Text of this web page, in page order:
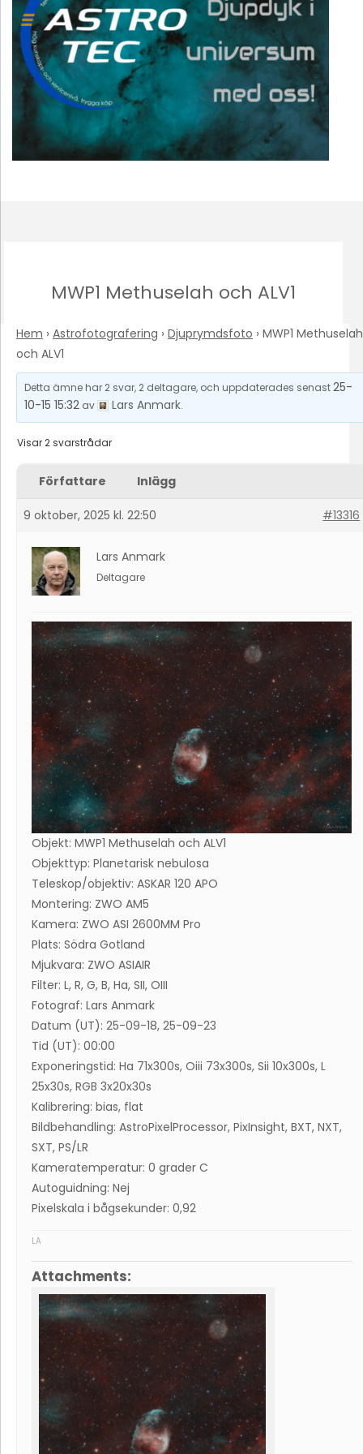
MWP1 Methuselah och ALV1
Hem › Astrofotografering › Djuprymdsfoto › MWP1 Methuselah
och ALV1
Detta ämne har 2 svar, 2 deltagare, och uppdaterades senast25-
10-15 15:32 av Lars Anmark.
Visar 2 svarstrådar
Författare Inlägg
9 oktober, 2025 kl. 22:50 #13316
Lars Anmark
Deltagare
Objekt: MWP1 Methuselah och ALV1
Objekttyp: Planetarisk nebulosa
Teleskop/objektiv: ASKAR 120 APO
Montering: ZWO AM5
Kamera: ZWO ASI 2600MM Pro
Plats: Södra Gotland
Mjukvara: ZWO ASIAIR
Filter: L, R, G, B, Ha, SII, OIII
Fotograf: Lars Anmark
Datum (UT): 25-09-18, 25-09-23
Tid (UT): 00:00
Exponeringstid: Ha 71x300s, Oiii 73x300s, Sii 10x300s, L
25x30s, RGB 3x20x30s
Kalibrering: bias, flat
Bildbehandling: AstroPixelProcessor, PixInsight, BXT, NXT,
SXT, PS/LR
Kameratemperatur: 0 grader C
Autoguidning: Nej
Pixelskala i bågsekunder: 0,92
LA
Attachments: